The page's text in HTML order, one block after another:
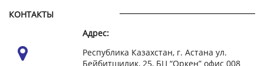
КОНТАКТЫ
Адрес:
Республика Казахстан, г. Астана ул.
Бейбитшилик, 25, БЦ “Оркен” офис 008